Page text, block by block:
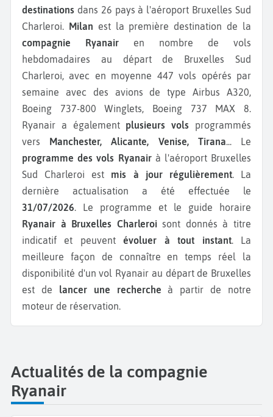
destinations dans 26 pays à l'aéroport Bruxelles Sud
Charleroi.
Milan est la première destination de la
compagnie Ryanair en nombre de vols
hebdomadaires au départ de Bruxelles Sud
Charleroi, avec en moyenne 447 vols opérés par
semaine avec des avions de type Airbus A320,
Boeing 737-800 Winglets, Boeing 737 MAX 8.
Ryanair a également plusieurs vols programmés
vers
Manchester, Alicante, Venise, Tirana...
Le
programme des vols Ryanairà l'aéroport Bruxelles
Sud Charleroi est mis à jour régulièrement. La
dernière actualisation a été effectuée le
31/07/2026. Le programme et le guide horaire
Ryanair à Bruxelles Charleroisont donnés à titre
indicatif et peuventévoluer à tout instant. La
meilleure façon de connaître en temps réel la
disponibilité d'un vol Ryanair au départ de Bruxelles
est de lancer une recherche à partir de notre
moteur de réservation.
Actualités de la compagnie
Ryanair